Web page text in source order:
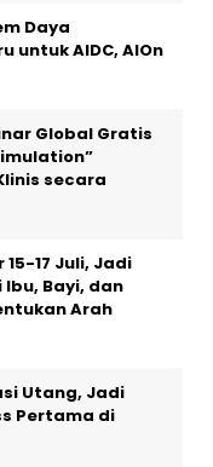
Daya
untuk AIDC, AIOn
Global Gratis
secara
15-17 Juli, Jadi
Bayi, dan
Arah
Utang, Jadi
Pertama di